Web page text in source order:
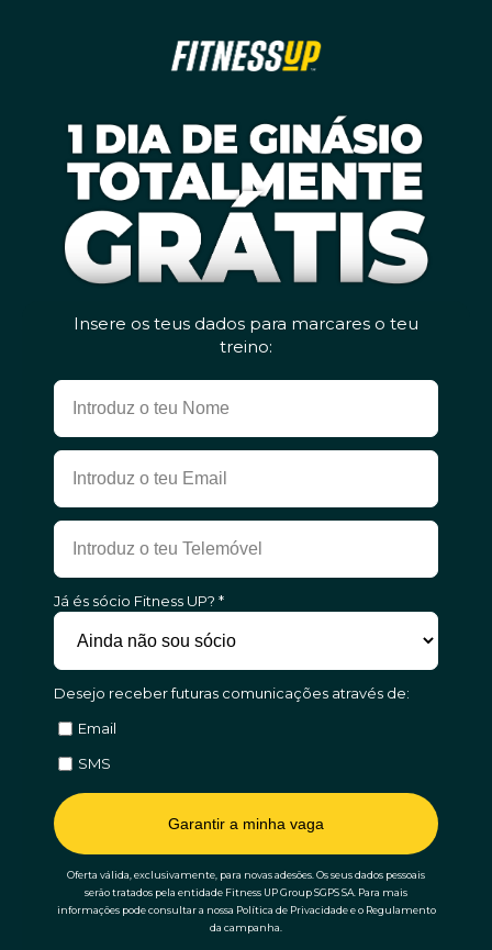
Insere os teus dados para marcares o teu
treino:
Já és sócio Fitness UP? *
Desejo receber futuras comunicações através de:
Email
SMS
Garantir a minha vaga
Oferta válida, exclusivamente, para novas adesões. Os seus dados pessoais
serão tratados pela entidade Fitness UP Group SGPS SA. Para mais
informações pode consultar a nossa Política de Privacidade e o Regulamento
da campanha.